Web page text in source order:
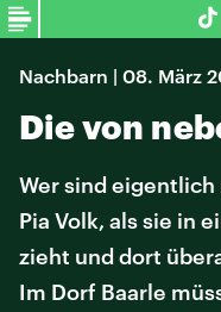
Nachbarn | 08. März
Die von
Wer sind
Pia Volk, als sie in
zieht und dort
Im Dorf Baarle